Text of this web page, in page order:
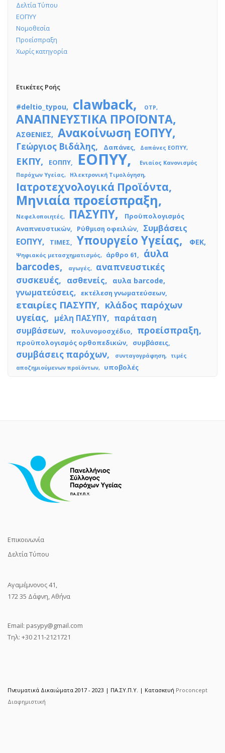
Δελτία Τύπου
ΕΟΠΥΥ
Νομοθεσία
Προείσπραξη
Χωρίς κατηγορία
Ετικέτες Ροής
#deltio_typou clawback OTP
ΑΝΑΠΝΕΥΣΤΙΚΑ ΠΡΟΪΟΝΤΑ
ΑΣΘΕΝΙΕΣ Ανακοίνωση ΕΟΠΥΥ
Γεώργιος Βιδάλης Δαπάνες Δαπάνες ΕΟΠΥΥ
ΕΚΠΥ ΕΟΠΠΥ ΕΟΠΥΥ
Ενιαίος Κανονισμός
Παρόχων Υγείας
Ηλεκτρονική Τιμολόγηση
Ιατροτεχνολογικά Προϊόντα
Μηνιαία προείσπραξη
Νεφελοποιητές ΠΑΣΥΠΥ
Προϋπολογισμός
Αναπνευστικών
Ρύθμιση οφειλών
Συμβάσεις
ΕΟΠΥΥ
ΤΙΜΕΣ Υπουργείο Υγείας ΦΕΚ
Ψηφιακός μετασχηματισμός άρθρο 61
άυλα
barcodes
αγωγές
αναπνευστικές
συσκευές
ασθενείς αυλα barcode
γνωματεύσεις εκτέλεση γνωματεύσεων
εταιρίες ΠΑΣΥΠΥ
κλάδος παρόχων
υγείας
μέλη ΠΑΣΥΠΥ
παράταση
συμβάσεων
πολυνομοσχέδιο προείσπραξη
προϋπολογισμός ορθοπεδικών συμβάσεις
συμβάσεις παρόχων συνταγογράφηση
τιμές
αποζημιούμενων προϊόντων
υποβολές
Επικοινωνία
Δελτία Τύπου
Αγαμέμνονος 41,
172 35 Δάφνη, Αθήνα
Email: pasypy@gmail.com
Τηλ: +30 211-2121721
Πνευματικά Δικαιώματα 2017 - 2023 | ΠΑ.ΣΥ.Π.Υ. | Κατασκευή Proconcept
Διαφημιστική